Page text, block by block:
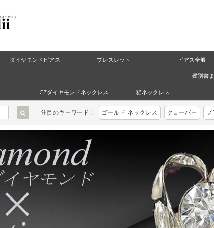
ダイヤモンドピアス ブレスレット ピアス全般
CZダイヤモンドネックレス 猫ネックレス
鑑別書
注目のキーワード： ゴールド ネックレス クローバー プ